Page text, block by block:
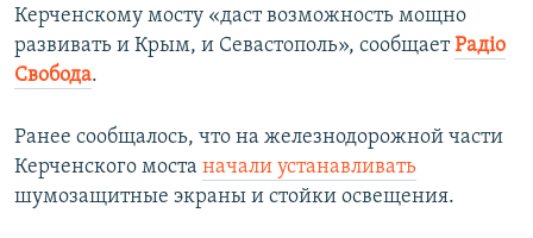
Керченскому мосту «даст возможность мощно
развивать и Крым, и Севастополь», сообщаетРадіо
Свобода.
Ранее сообщалось, что на железнодорожной части
Керченского моста начали устанавливать
шумозащитные экраны и стойки освещения.